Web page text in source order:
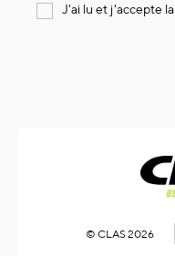
an:
J'ai lu et j'accepte la
© CLAS 2026